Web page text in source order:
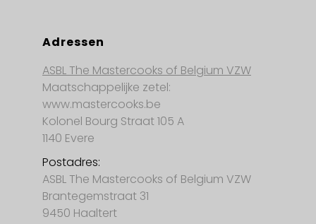
Adressen
ASBL The Mastercooks of Belgium VZW
Maatschappelijke zetel:
www.mastercooks.be
Kolonel Bourg Straat 105 A
1140 Evere
Postadres:
ASBL The Mastercooks of Belgium VZW
Brantegemstraat 31
9450 Haaltert